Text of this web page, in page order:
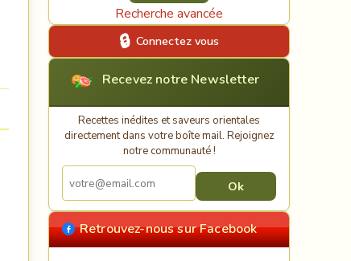
Recherche avancée
Connectez vous
Recevez notre Newsletter
Recettes inédites et saveurs orientales
directement dans votre boîte mail. Rejoignez
notre communauté !
Retrouvez-nous sur Facebook